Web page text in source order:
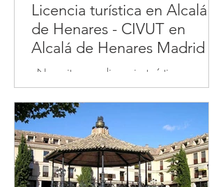
Licencia turística en Alcalá
de Henares - CIVUT en
Alcalá de Henares Madrid
¿Necesitas una licencia turística en
Alcalá de Henares o CIVUT para poder
alquilar tu apartamento turístico en
plataformas de alquiler...